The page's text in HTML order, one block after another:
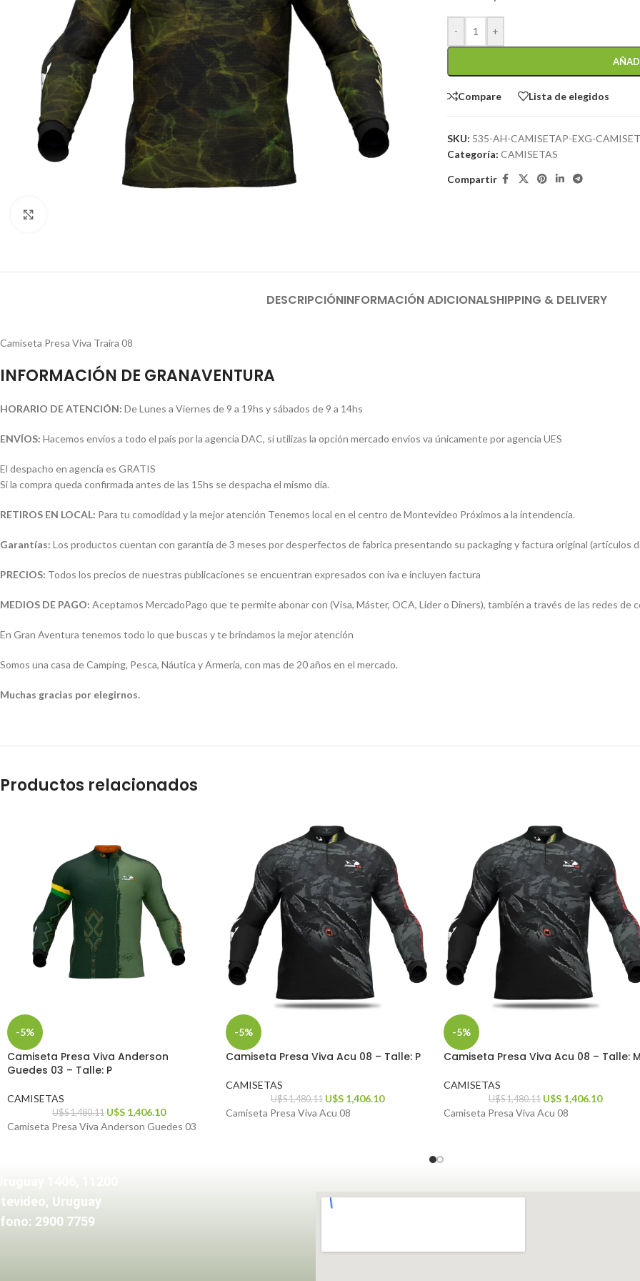
- +
Compare Lista de elegidos
SKU: 535-AH-CAMISETAP-EXG-
Categoría: CAMISETAS
Compartir
DESCRIPCIÓNINFORMACIÓN ADICIONALSHIPPING & DELIVERY
Camiseta Presa Viva Traira 08
INFORMACIÓN DE GRANAVENTURA
HORARIO DE ATENCIÓN: De Lunes a Viernes de 9 a 19hs y sábados de 9 a 14hs
ENVÍOS: Hacemos envíos a todo el país por la agencia DAC, si utilizas la opción mercado envíos va únicamente por agencia UES
El despacho en agencia es GRATIS
Si la compra queda confirmada antes de las 15hs se despacha el mismo día.
RETIROS EN LOCAL: Para tu comodidad y la mejor atención Tenemos local en el centro de Montevideo Próximos a la intendencia.
Garantías: Los productos cuentan con garantía de 3 meses por desperfectos de fabrica presentando su packaging y factura original (artículos
PRECIOS: Todos los precios de nuestras publicaciones se encuentran expresados con iva e incluyen factura
MEDIOS DE PAGO: Aceptamos MercadoPago que te permite abonar con (Visa, Máster, OCA, Lider o Diners), también a través de las redes de
En Gran Aventura tenemos todo lo que buscas y te brindamos la mejor atención
Somos una casa de Camping, Pesca, Náutica y Armería, con mas de 20 años en el mercado.
Muchas gracias por elegirnos.
Productos relacionados
-5%
Camiseta Presa Viva Anderson
Guedes 03 – Talle: P
CAMISETAS
U$S1,480.11 U$S 1,406.10
Camiseta Presa Viva Anderson Guedes 03
-5%
Camiseta Presa Viva Acu 08 – Talle: P
CAMISETAS
U$S1,480.11 U$S 1,406.10
Camiseta Presa Viva Acu 08
-5%
Camiseta Presa Viva Acu 08 – Talle:
CAMISETAS
U$S1,480.11 U$S 1,406.10
Camiseta Presa Viva Acu 08
Uruguay
2900 7759